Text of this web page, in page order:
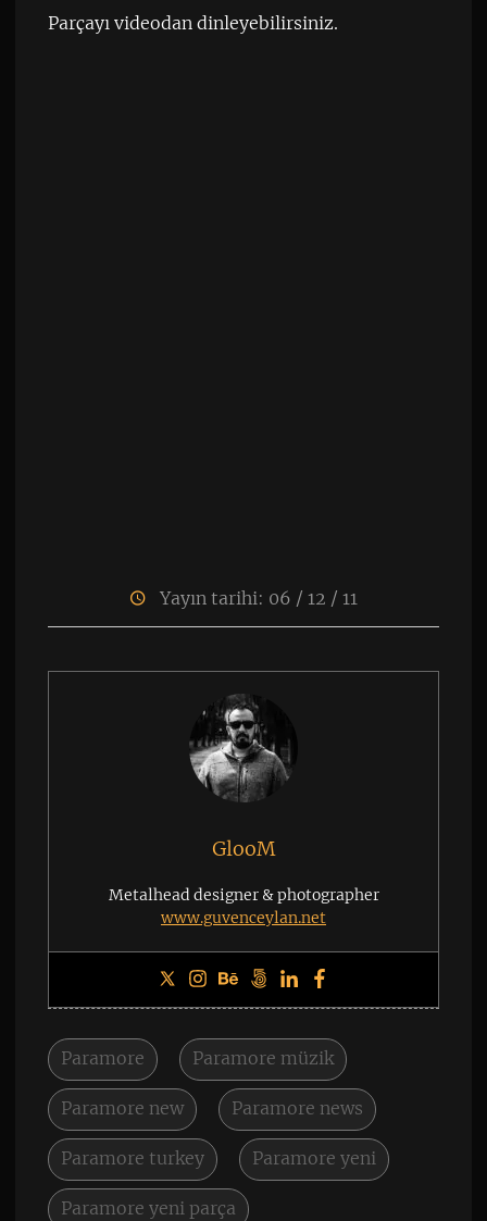
Parçayı videodan dinleyebilirsiniz.
Yayın tarihi: 06 / 12 / 11
GlooM
Metalhead designer & photographer
www.guvenceylan.net
Paramore Paramore müzik
Paramore new Paramore news
Paramore turkey Paramore yeni
Paramore yeni parça